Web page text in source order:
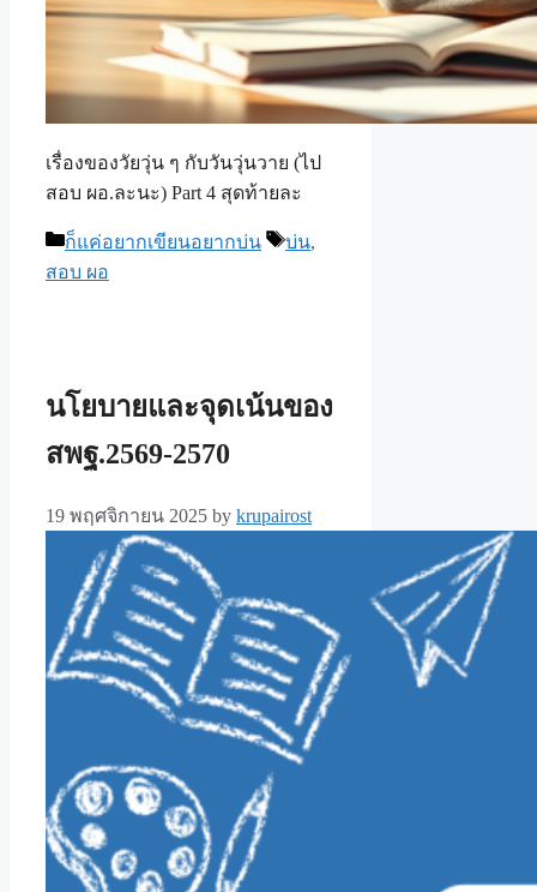
เรื่องของวัยวุ่น ๆ กับวันวุ่นวาย (ไป
สอบ ผอ.ละนะ) Part 4 สุดท้ายละ
Categories
ก็แค่อยากเขียนอยากบ่น Tags
บ่น,
สอบ ผอ
นโยบายและจุดเน้นของ
สพฐ.2569-2570
19 พฤศจิกายน 2025 by krupairost